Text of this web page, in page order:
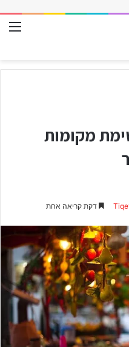
מקומות
דקת קריאה אחת